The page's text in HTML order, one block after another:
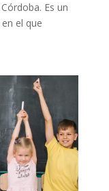
Es un
el que